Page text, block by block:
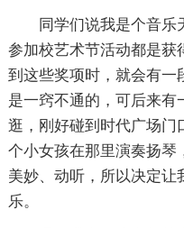
同学们说我是个音
参加校艺术节活动都是获
到这些奖项时，就会有一
是一窍不通的，可后来有
逛，刚好碰到时代广场门
个小女孩在那里演奏扬琴
美妙、动听，所以决定
乐。